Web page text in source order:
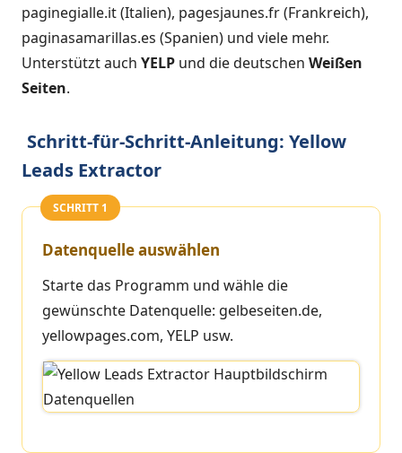
paginegialle.it (Italien), pagesjaunes.fr (Frankreich),
paginasamarillas.es (Spanien) und viele mehr.
Unterstützt auch YELP und die deutschen Weißen
Seiten.
Schritt-für-Schritt-Anleitung: Yellow
Leads Extractor
SCHRITT 1
Datenquelle auswählen
Starte das Programm und wähle die
gewünschte Datenquelle: gelbeseiten.de,
yellowpages.com, YELP usw.